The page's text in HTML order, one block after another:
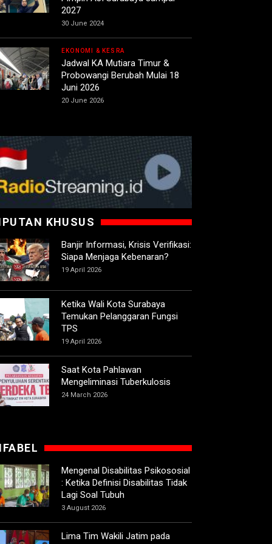
2027
30 June 2024
EKONOMI & KESRA
Jadwal KA Mutiara Timur &
Probowangi Berubah Mulai 18
Juni 2026
20 June 2026
KHUSUS
Banjir Informasi, Krisis Verifikasi:
Siapa Menjaga Kebenaran?
19 April 2026
Ketika Wali Kota Surabaya
Temukan Pelanggaran Fungsi
TPS
19 April 2026
Saat Kota Pahlawan
Mengeliminasi Tuberkulosis
24 March 2026
Mengenal Disabilitas Psikososial
: Ketika Definisi Disabilitas Tidak
Lagi Soal Tubuh
3 August 2026
Lima Tim Wakili Jatim pada